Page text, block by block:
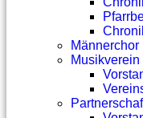
Männerchor
Musikverein